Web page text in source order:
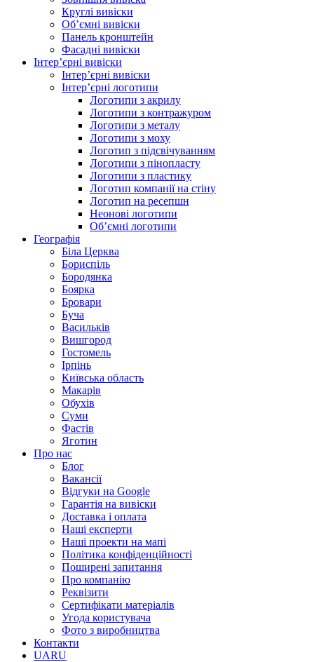
Круглі вивіски
Об’ємні вивіски
Панель кронштейн
Фасадні вивіски
Інтер’єрні вивіски
Інтер’єрні вивіски
Інтер’єрні логотипи
Логотипи з акрилу
Логотипи з контражуром
Логотипи з металу
Логотипи з моху
Логотип з підсвічуванням
Логотипи з пінопласту
Логотипи з пластику
Логотип компанії на стіну
Логотип на ресепшн
Неонові логотипи
Об’ємні логотипи
Географія
Біла Церква
Бориспіль
Бородянка
Боярка
Бровари
Буча
Васильків
Вишгород
Гостомель
Ірпінь
Київська область
Макарів
Обухів
Суми
Фастів
Яготин
Про нас
Блог
Вакансії
Відгуки на Google
Гарантія на вивіски
Доставка і оплата
Наші експерти
Наші проекти на мапі
Політика конфіденційності
Поширені запитання
Про компанію
Реквізити
Сертифікати матеріалів
Угода користувача
Фото з виробництва
Контакти
UARU